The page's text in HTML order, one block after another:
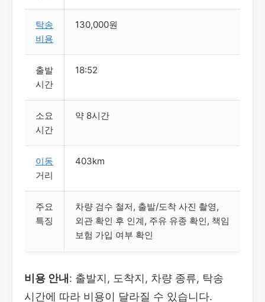
탁송
비용
130,000원
출발
시간
18:52
소요
시간
약 8시간
이동
거리
403km
주요
특징
차량 검수 철저, 출발/도착 사진 촬영,
외관 확인 후 인계, 주유 유종 확인, 책임
보험 가입 여부 확인
비용 안내 : 출발지, 도착지, 차량 종류, 탁송
시간에 따라 비용이 달라질 수 있습니다.